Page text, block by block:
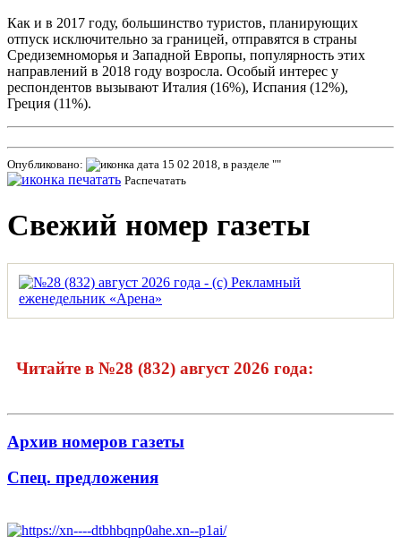
Как и в 2017 году, большинство туристов, планирующих
отпуск исключительно за границей, отправятся в страны
Средиземноморья и Западной Европы, популярность этих
направлений в 2018 году возросла. Особый интерес у
респондентов вызывают Италия (16%), Испания (12%),
Греция (11%).
Опубликовано:
15 02 2018, в разделе ""
Распечатать
Свежий номер газеты
Читайте в №28 (832) август 2026 года:
Архив номеров газеты
Спец. предложения